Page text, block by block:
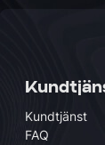
Kundtjänst
FAQ